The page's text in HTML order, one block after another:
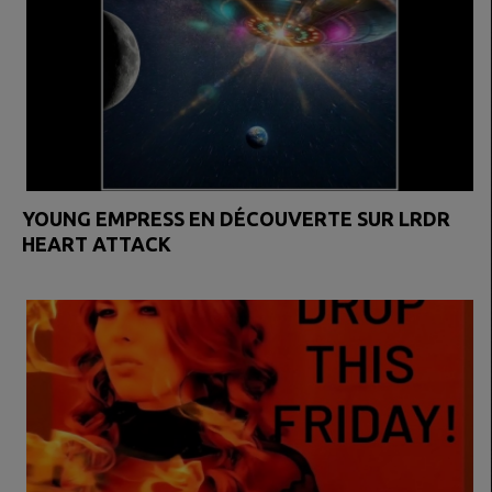
YOUNG EMPRESS EN DÉCOUVERTE SUR LRDR
HEART ATTACK